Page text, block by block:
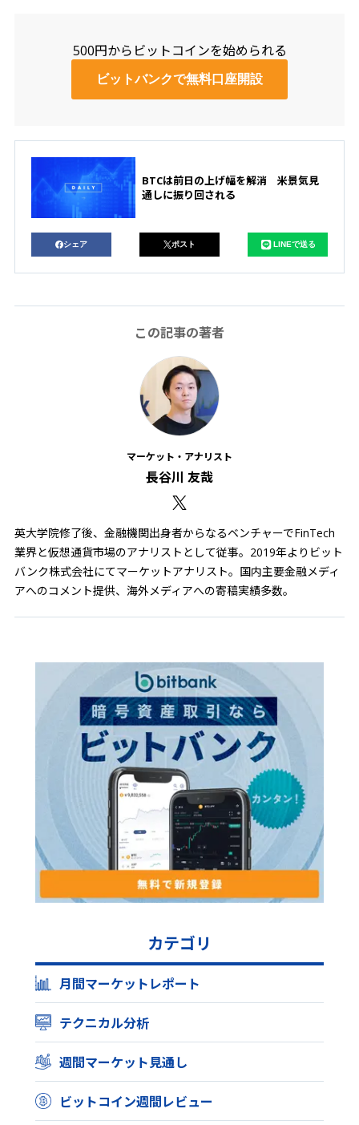
500円からビットコインを始められる
ビットバンクで無料口座開設
BTCは前日の上げ幅を解消 米景気見
通しに振り回される
シェア ポスト LINEで送る
この記事の著者
マーケット・アナリスト
長谷川 友哉
英大学院修了後、金融機関出身者からなるベンチャーでFinTech
業界と仮想通貨市場のアナリストとして従事。2019年よりビット
バンク株式会社にてマーケットアナリスト。国内主要金融メディ
アへのコメント提供、海外メディアへの寄稿実績多数。
カテゴリ
月間マーケットレポート
テクニカル分析
週間マーケット見通し
ビットコイン週間レビュー